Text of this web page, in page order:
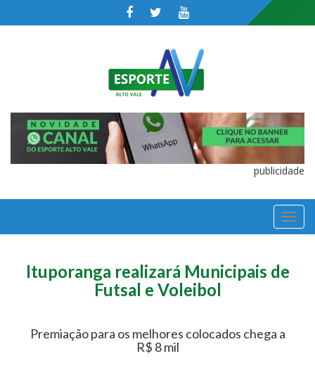
publicidade
Ituporanga realizará Municipais de
Futsal e Voleibol
Premiação para os melhores colocados chega a
R$ 8 mil